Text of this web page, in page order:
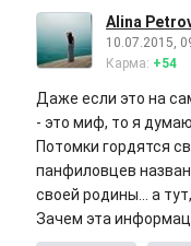
Alina
10.07.2015,
Карма: +54
Даже если это на
- это миф, то я
Потомки гордятся
панфиловцев
своей родины... а
Зачем эта